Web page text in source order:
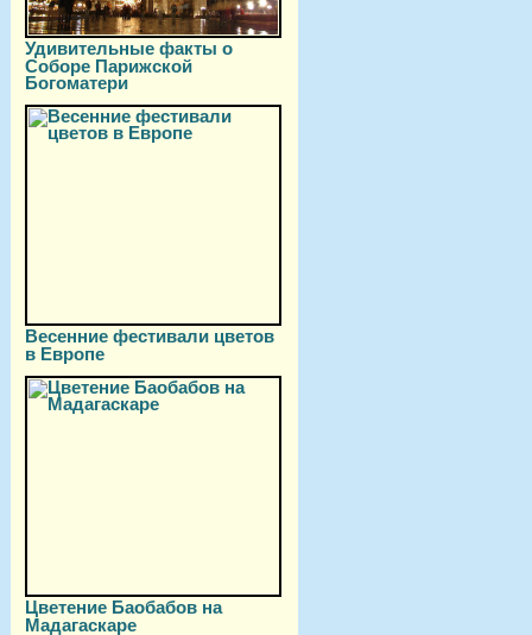
Удивительные факты о
Соборе Парижской
Богоматери
Весенние фестивали цветов
в Европе
Цветение Баобабов на
Мадагаскаре